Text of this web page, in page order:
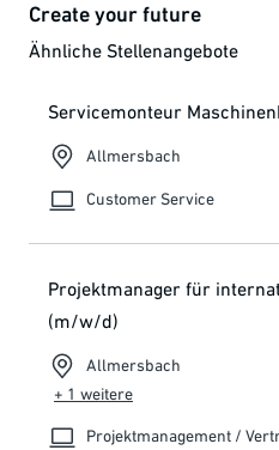
Create your future
Ähnliche Stellenangebote
Servicemonteur
Allmersbach
Customer Service
Projektmanager für
(m/w/d)
Allmersbach
+ 1 weitere
Projektmanagement /